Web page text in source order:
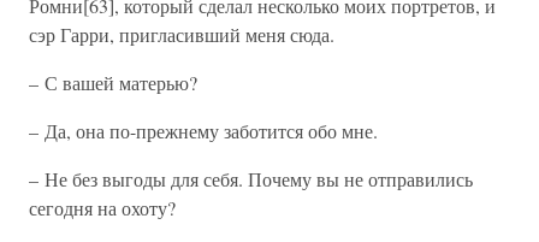
Ромни[63], который сделал несколько моих портретов, и
сэр Гарри, пригласивший меня сюда.
– С вашей матерью?
– Да, она по-прежнему заботится обо мне.
– Не без выгоды для себя. Почему вы не отправились
сегодня на охоту?